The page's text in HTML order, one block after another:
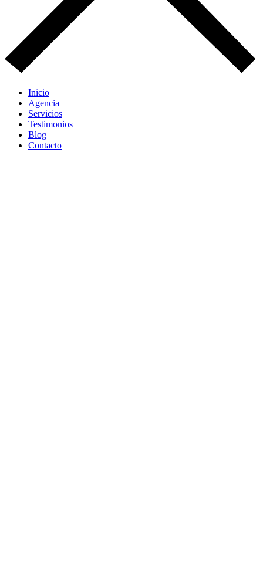
Inicio
Agencia
Servicios
Testimonios
Blog
Contacto